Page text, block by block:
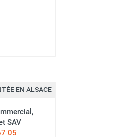
EN ALSACE
SAV
05